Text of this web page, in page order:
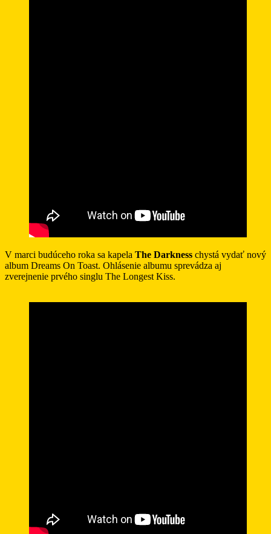
V marci budúceho roka sa kapela The Darkness chystá vydať nový
album Dreams On Toast. Ohlásenie albumu sprevádza aj
zverejnenie prvého singlu The Longest Kiss.